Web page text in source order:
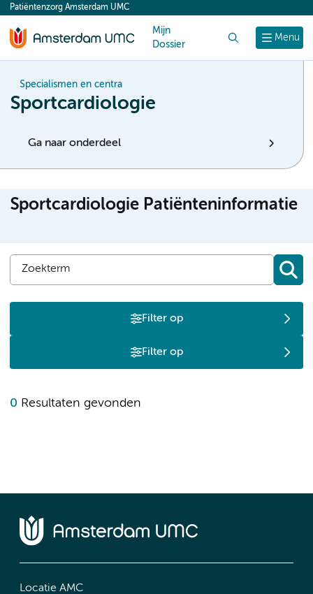
content
Menu
Patiëntenzorg Amsterdam UMC
Mijn
Dossier
Specialismen en centra
Sportcardiologie
Ga naar onderdeel
Sportcardiologie Patiënteninformatie
Filter op
Filter op
0 Resultaten gevonden
Locatie AMC